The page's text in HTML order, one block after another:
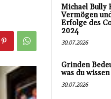
Michael Bully
Vermögen
Erfolge des
2024
30.07.2026
Grinden
was du
30.07.2026